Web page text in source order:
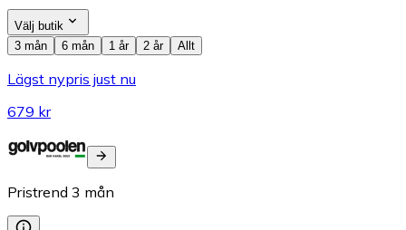
Välj butik
3 mån
6 mån 1 år 2 år Allt
Lägst nypris just nu
679 kr
Pristrend 3 mån